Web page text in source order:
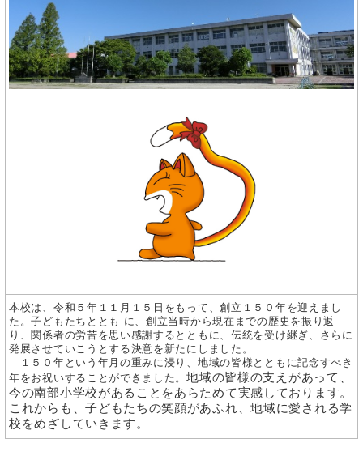
本校は、令和５年１１月１５日をもって、創立１５０年を迎えまし
た。子どもたちととも に、創立当時から現在までの歴史を振り返
り、関係者の労苦を思い感謝するとともに、伝統を受け継ぎ、さらに
発展させていこうとする決意を新たにしました。
１５０年という年月の重みに浸り、地域の皆様とともに記念すべき
年をお祝いすることができました。地域の皆様の支えがあって、
今の南部小学校があることをあらためて実感しております。
これからも、子どもたちの笑顔があふれ、地域に愛される学
校をめざしていきます。